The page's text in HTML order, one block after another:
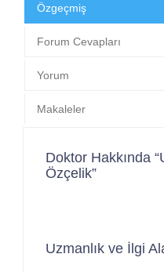
Özgeçmiş
Forum Cevapları
Yorum
Makaleler
Doktor Hakkında
Özçelik”
Uzmanlık ve İlgi